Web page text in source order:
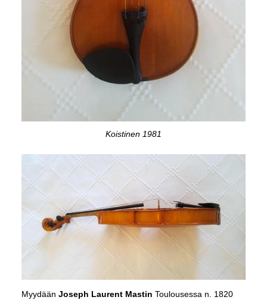
Koistinen 1981
Myydään Joseph Laurent Mastin Toulousessa n. 1820